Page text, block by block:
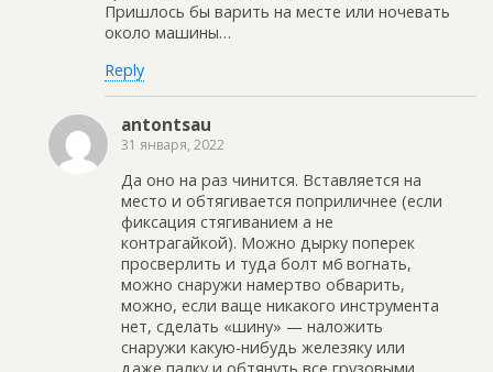
Пришлось бы варить на месте или ночевать
около машины…
Reply
antontsau
31 января, 2022
Да оно на раз чинится. Вставляется на
место и обтягивается поприличнее (если
фиксация стягиванием а не
контрагайкой). Можно дырку поперек
просверлить и туда болт м6 вогнать,
можно снаружи намертво обварить,
можно, если ваще никакого инструмента
нет, сделать «шину» — наложить
снаружи какую-нибудь железяку или